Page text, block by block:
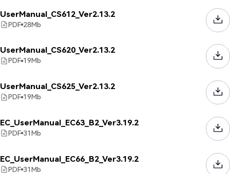
UserManual_CS612_Ver2.13.2
PDF 28Mb
UserManual_CS620_Ver2.13.2
PDF 19Mb
UserManual_CS625_Ver2.13.2
PDF 19Mb
EC_UserManual_EC63_B2_Ver3.19.2
PDF 31Mb
EC_UserManual_EC66_B2_Ver3.19.2
PDF 31Mb